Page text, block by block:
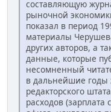
составляющую
рыночной
показал в период
материалы
других авторов, а
данные, которые
несомненный
в дальнейшие годы
редакторского
расходов